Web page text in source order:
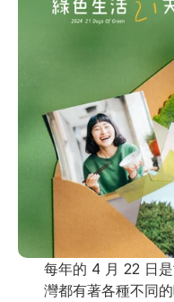
每年的 4 月 22 日
灣都有著各種不同